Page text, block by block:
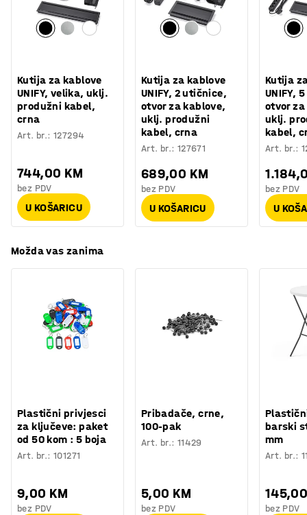
predmete kao što su žice ili kablovi.
Potreban vam je prostor za spremanje? Namještaj iz
može slagati, a modularni sustav olakšava dodavanje
više prostora za spremanje. Sve za učinkovit radni dan!
Boja postolja: Crna
Broj za boju postolja
RAL 9005
Materijal postolja
Težina: 30,33 kg
Montaža: Dolazi nesastavljeno
Testirano
EN 527-1, EN 527-2, EN 527-3
Kutija za kablove
UNIFY, velika, uklj.
produžni kabel,
crna
Art. br.:127294
744,00 KM
bez PDV
U KOŠARICU
Kutija za kablove
UNIFY, 2 utičnice,
otvor za kablove,
uklj. produžni
kabel, crna
Art. br.: 127671
689,00 KM
bez PDV
U KOŠARICU
Kutija
UNIFY,
otvor
uklj.
kabel,
Art. br.:
bez PDV
U
Možda vas zanima
Plastični privjesci
za ključeve: paket
od 50 kom : 5 boja
Art. br.:101271
9,00 KM
bez PDV
Pribadače, crne,
100-pak
Art. br.: 11429
5,00 KM
bez PDV
barski
mm
Art. br.:
bez PDV